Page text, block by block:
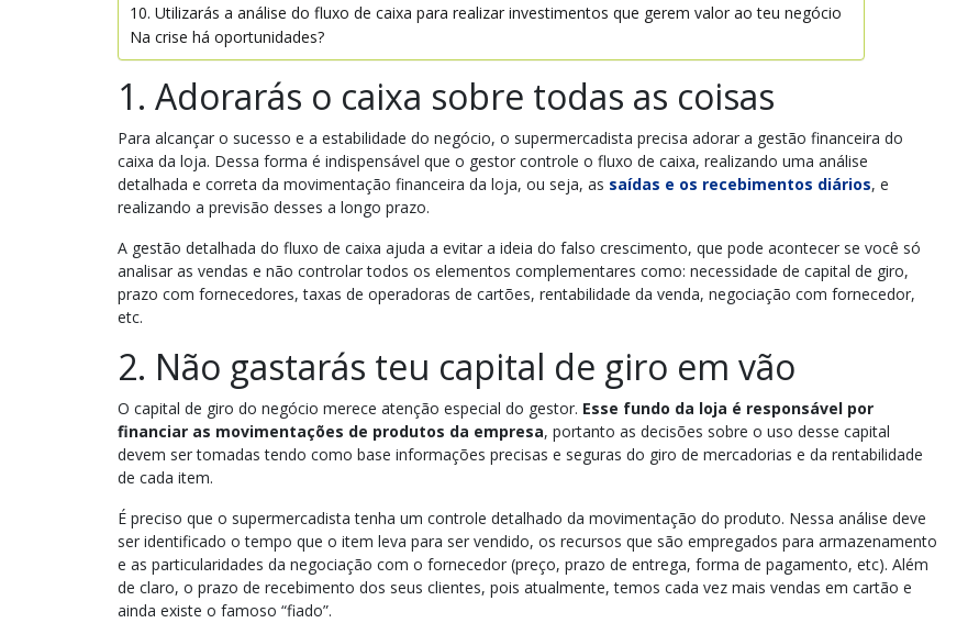
10. Utilizarás a análise do fluxo de caixa para realizar investimentos que gerem valor ao teu negócio
Na crise há oportunidades?
1. Adorarás o caixa sobre todas as coisas
Para alcançar o sucesso e a estabilidade do negócio, o supermercadista precisa adorar a gestão financeira do
caixa da loja. Dessa forma é indispensável que o gestor controle o fluxo de caixa, realizando uma análise
detalhada e correta da movimentação financeira da loja, ou seja, as saídas e os recebimentos diários, e
realizando a previsão desses a longo prazo.
A gestão detalhada do fluxo de caixa ajuda a evitar a ideia do falso crescimento, que pode acontecer se você só
analisar as vendas e não controlar todos os elementos complementares como: necessidade de capital de giro,
prazo com fornecedores, taxas de operadoras de cartões, rentabilidade da venda, negociação com fornecedor,
etc.
2. Não gastarás teu capital de giro em vão
O capital de giro do negócio merece atenção especial do gestor. Esse fundo da loja é responsável por
financiar as movimentações de produtos da empresa, portanto as decisões sobre o uso desse capital
devem ser tomadas tendo como base informações precisas e seguras do giro de mercadorias e da rentabilidade
de cada item.
É preciso que o supermercadista tenha um controle detalhado da movimentação do produto. Nessa análise deve
ser identificado o tempo que o item leva para ser vendido, os recursos que são empregados para armazenamento
e as particularidades da negociação com o fornecedor (preço, prazo de entrega, forma de pagamento, etc). Além
de claro, o prazo de recebimento dos seus clientes, pois atualmente, temos cada vez mais vendas em cartão e
ainda existe o famoso “fiado”.